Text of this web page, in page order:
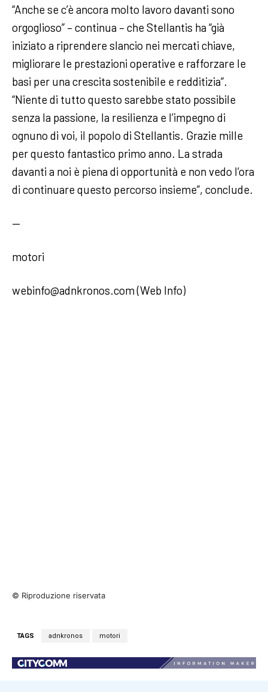
“Anche se c’è ancora molto lavoro davanti sono
orgoglioso” – continua – che Stellantis ha “già
iniziato a riprendere slancio nei mercati chiave,
migliorare le prestazioni operative e rafforzare le
basi per una crescita sostenibile e redditizia”.
“Niente di tutto questo sarebbe stato possibile
senza la passione, la resilienza e l’impegno di
ognuno di voi, il popolo di Stellantis. Grazie mille
per questo fantastico primo anno. La strada
davanti a noi è piena di opportunità e non vedo l’ora
di continuare questo percorso insieme”, conclude.
—
motori
webinfo@adnkronos.com (Web Info)
© Riproduzione riservata
TAGS adnkronos motori